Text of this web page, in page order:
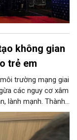
không gian
trẻ em
trường mạng giai
các nguy cơ xâm
lành mạnh. Thành
pháp an ninh mạng
hại từ đường
hại. 11 nhóm